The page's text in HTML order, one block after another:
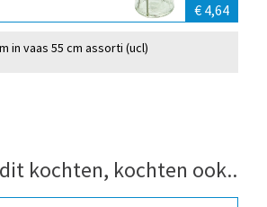
€ 4,64
in vaas 55 cm assorti (ucl)
kochten, kochten ook..